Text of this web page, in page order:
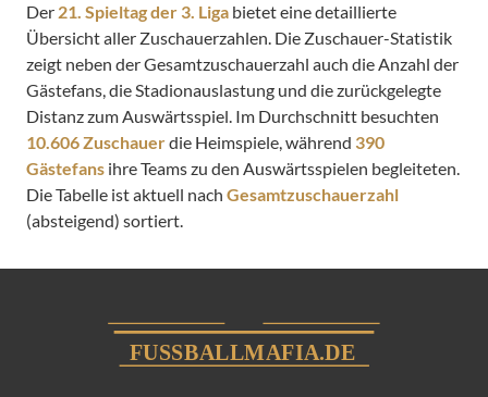
Der 21. Spieltag der 3. Liga bietet eine detaillierte
Übersicht aller Zuschauerzahlen. Die Zuschauer-Statistik
zeigt neben der Gesamtzuschauerzahl auch die Anzahl der
Gästefans, die Stadionauslastung und die zurückgelegte
Distanz zum Auswärtsspiel. Im Durchschnitt besuchten
10.606 Zuschauerdie Heimspiele, während 390
Gästefans ihre Teams zu den Auswärtsspielen begleiteten.
Die Tabelle ist aktuell nach Gesamtzuschauerzahl
(absteigend) sortiert.